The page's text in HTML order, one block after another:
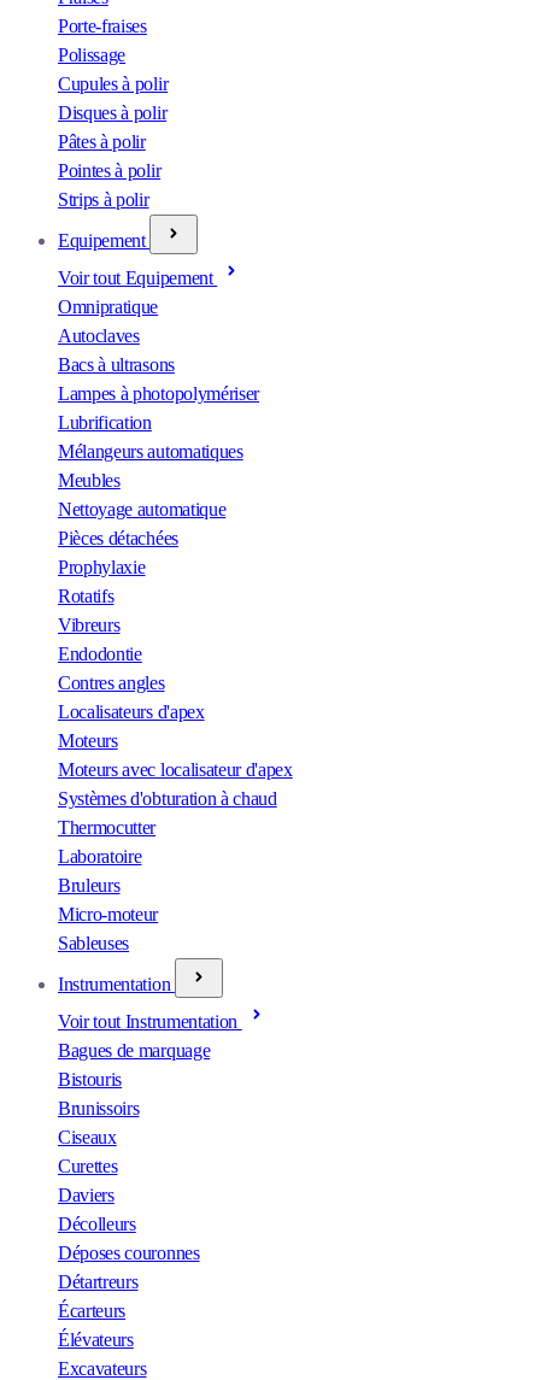
Porte-fraises
Polissage
Cupules à polir
Disques à polir
Pâtes à polir
Pointes à polir
Strips à polir
Equipement
Voir tout Equipement
Omnipratique
Autoclaves
Bacs à ultrasons
Lampes à photopolymériser
Lubrification
Mélangeurs automatiques
Meubles
Nettoyage automatique
Pièces détachées
Prophylaxie
Rotatifs
Vibreurs
Endodontie
Contres angles
Localisateurs d'apex
Moteurs
Moteurs avec localisateur d'apex
Systèmes d'obturation à chaud
Thermocutter
Laboratoire
Bruleurs
Micro-moteur
Sableuses
Instrumentation
Voir tout Instrumentation
Bagues de marquage
Bistouris
Brunissoirs
Ciseaux
Curettes
Daviers
Décolleurs
Déposes couronnes
Détartreurs
Écarteurs
Élévateurs
Excavateurs